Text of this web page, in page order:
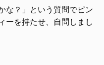
な？」という質問でピン
ーを持たせ、自問しまし